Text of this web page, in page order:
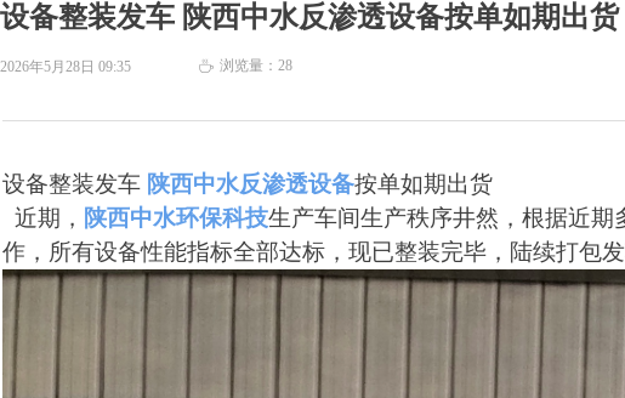
设备整装发车 陕西中水反渗透设备按单如期出货
设备整装发车 陕西中水反渗透设备按单如期出货
近期， 陕西中水环保科技生产车间生产秩序井然，根据近
作，所有设备性能指标全部达标，现已整装完毕，陆续打包
2026年5月28日 09:35 ꄘ 浏览量： 28